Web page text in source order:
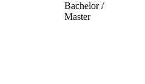
Bachelor /
Master